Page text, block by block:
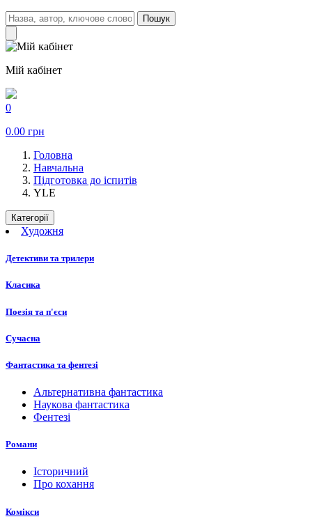
Пошук
Мій кабінет
0
0.00 грн
Головна
Навчальна
Підготовка до іспитів
YLE
Категорії
Художня
Детективи та трилери
Класика
Поезія та п'єси
Сучасна
Фантастика та фентезі
Альтернативна фантастика
Наукова фантастика
Фентезі
Романи
Історичний
Про кохання
Комікси